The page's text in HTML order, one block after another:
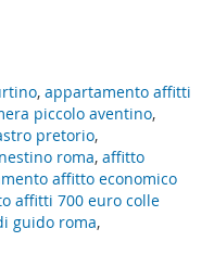
, appartamento affitti
piccolo aventino,
pretorio,
roma, affitto
affitto economico
affitti 700 euro colle
guido roma,